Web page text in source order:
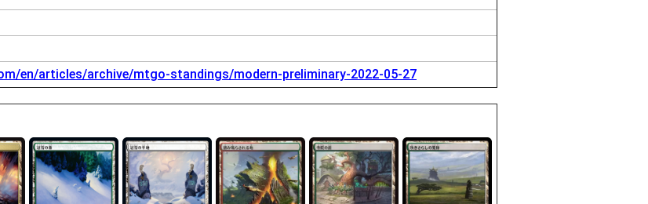
en/articles/archive/mtgo-standings/modern-preliminary-2022-05-27